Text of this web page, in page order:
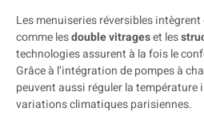
Les menuiseries réversibles
comme lesdouble vitrageset les
technologies assurent à la fois le
Grâce à l’intégration de pompes à
peuvent aussi réguler la température
variations climatiques parisiennes.